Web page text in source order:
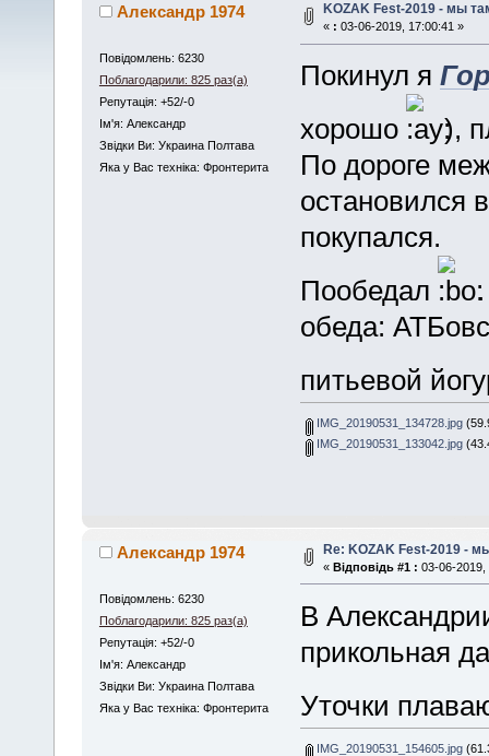
Александр 1974
Повідомлень: 6230
Поблагодарили: 825 раз(а)
Репутація: +52/-0
Iм'я: Александр
Звідки Ви: Украина Полтава
Яка у Вас техніка: Фронтерита
KOZAK Fest-2019 - мы
« : 03-06-2019, 17:00:41 »
Покинул я
хорошо
),
По дороге
остановился
покупался.
Пообедал
обеда:
питьевой
IMG_20190531_134728.jpg
IMG_20190531_133042.jpg
Александр 1974
Повідомлень: 6230
Поблагодарили: 825 раз(а)
Репутація: +52/-0
Iм'я: Александр
Звідки Ви: Украина Полтава
Яка у Вас техніка: Фронтерита
Re: KOZAK Fest-2019 -
« Відповідь #1 : 03-06-2019,
В
прикольная
Уточки
IMG_20190531_154605.jpg